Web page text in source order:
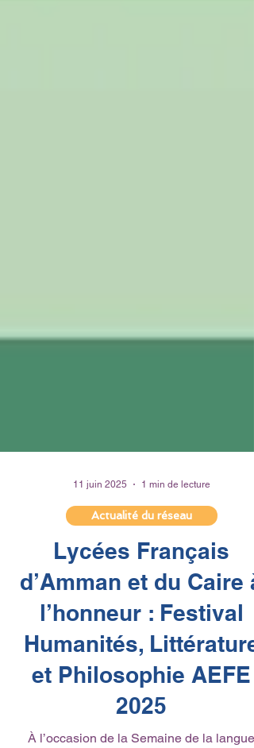
11 juin 2025 1 min de lecture
Actualité du réseau
Lycées Français
d’Amman et du Caire à
l’honneur : Festival
Humanités, Littérature
et Philosophie AEFE
2025